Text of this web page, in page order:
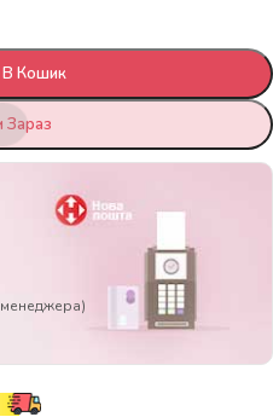
Кошик
Зараз